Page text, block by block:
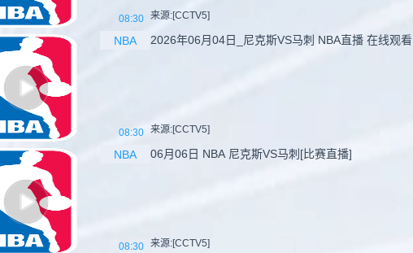
08:30 来源:[CCTV5]
NBA
08:30
2026年06月04日_尼克斯VS马刺 NBA直播 在线观看
来源:[CCTV5]
NBA
08:30
06月06日 NBA 尼克斯VS马刺[比赛直播]
来源:[CCTV5]